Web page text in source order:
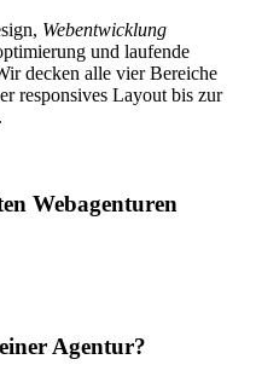
Webentwicklung
und laufende
decken alle vier Bereiche
responsives Layout bis zur
Webagenturen
Agentur?